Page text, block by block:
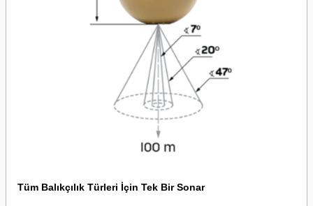
Tüm Balıkçılık Türleri İçin Tek Bir Sonar